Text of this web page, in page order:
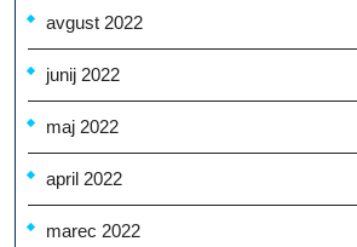
avgust 2022
junij 2022
maj 2022
april 2022
marec 2022